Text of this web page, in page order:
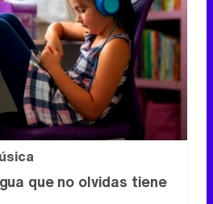
que no olvidas tiene